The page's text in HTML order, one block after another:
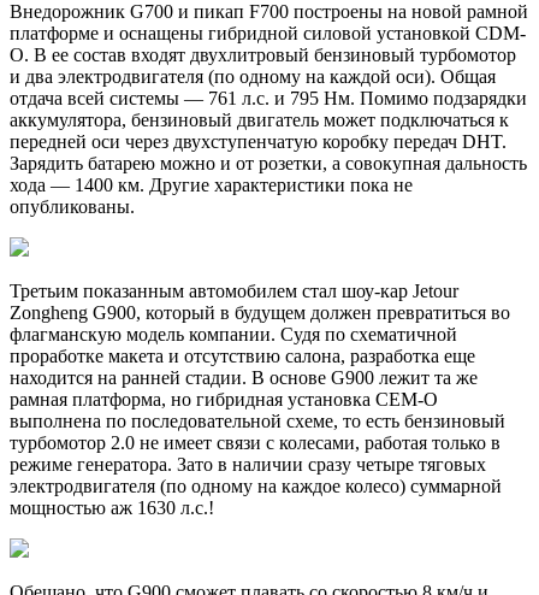
Внедорожник G700 и пикап F700 построены на новой рамной
платформе и оснащены гибридной силовой установкой CDM-
O. В ее состав входят двухлитровый бензиновый турбомотор
и два электродвигателя (по одному на каждой оси). Общая
отдача всей системы — 761 л.с. и 795 Нм. Помимо подзарядки
аккумулятора, бензиновый двигатель может подключаться к
передней оси через двухступенчатую коробку передач DHT.
Зарядить батарею можно и от розетки, а совокупная дальность
хода — 1400 км. Другие характеристики пока не
опубликованы.
Третьим показанным автомобилем стал шоу-кар Jetour
Zongheng G900, который в будущем должен превратиться во
флагманскую модель компании. Судя по схематичной
проработке макета и отсутствию салона, разработка еще
находится на ранней стадии. В основе G900 лежит та же
рамная платформа, но гибридная установка CEM-O
выполнена по последовательной схеме, то есть бензиновый
турбомотор 2.0 не имеет связи с колесами, работая только в
режиме генератора. Зато в наличии сразу четыре тяговых
электродвигателя (по одному на каждое колесо) суммарной
мощностью аж 1630 л.с.!